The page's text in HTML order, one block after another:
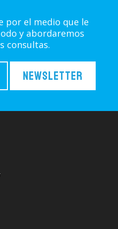
por el medio que le
y abordaremos
consultas.
Newsletter